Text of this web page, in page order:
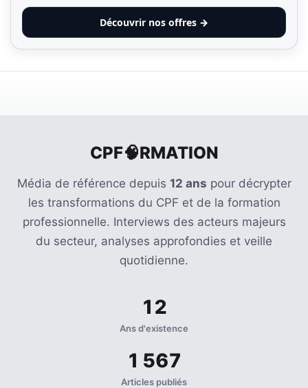
Découvrir nos offres →
CPF🧠RMATION
Média de référence depuis 12 ans pour décrypter
les transformations du CPF et de la formation
professionnelle. Interviews des acteurs majeurs
du secteur, analyses approfondies et veille
quotidienne.
12
Ans d'existence
1 567
Articles publiés